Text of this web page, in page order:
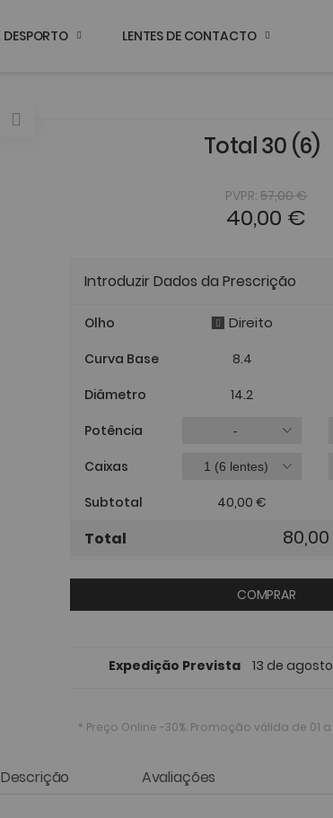
LENTES DE CONTACTO
Total 30 (6)
PVPR:57,00 €
40,00 €
Introduzir Dados da Prescrição
Olho
Curva Base
Diâmetro
Potência
Caixas
Subtotal
Direito
8.4
14.2
40,00 €
Total 80,00
COMPRAR
Expedição Prevista 13 de
* Preço Online -30%. Promoção válida de 01
Descrição Avaliações